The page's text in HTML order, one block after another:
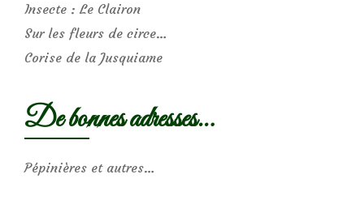
Insecte : Le Clairon
Sur les fleurs de circe…
Corise de la Jusquiame
De bonnes adresses…
Pépinières et autres…